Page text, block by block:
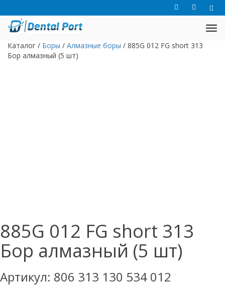
Каталог / Боры / Алмазные боры / 885G 012 FG short 313
Бор алмазный (5 шт)
885G 012 FG short 313
Бор алмазный (5 шт)
Артикул: 806 313 130 534 012